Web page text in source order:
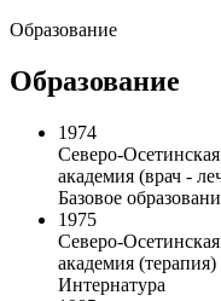
Образование
Образование
1974
Северо-
академия (врач -
Базовое
1975
Северо-
академия (терапия)
Интернатура